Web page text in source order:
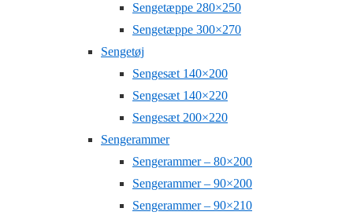
Sengetæppe 280×250
Sengetæppe 300×270
Sengetøj
Sengesæt 140×200
Sengesæt 140×220
Sengesæt 200×220
Sengerammer
Sengerammer – 80×200
Sengerammer – 90×200
Sengerammer – 90×210